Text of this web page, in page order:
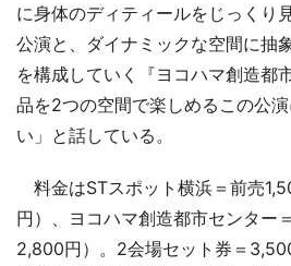
に身体のディティールをじっくり
公演と、ダイナミックな空間に抽
を構成していく『ヨコハマ創造都
品を2つの空間で楽しめるこの公
い」と話している。
料金はSTスポット横浜＝前売
円）、ヨコハマ創造都市センター
2,800円）。2会場セット券＝